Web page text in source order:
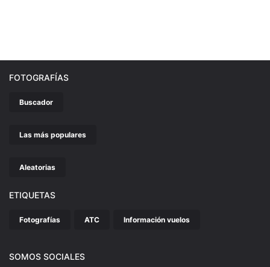
FOTOGRAFÍAS
Buscador
Las más populares
Aleatorias
ETIQUETAS
Fotografías ATC Información vuelos
SOMOS SOCIALES